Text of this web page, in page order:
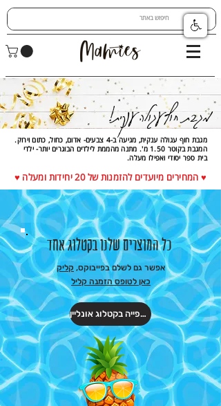
מגבת חוף עגולה ענקית!
מגבת חוף עגולה ענקית, מגיעה ב-4 צבעים- אדום, כחול, כתום וירוק.
המגבת בקוטר 1.50 מ'. מתנה מהממת לילדים הבוגרים יותר- ילדי
בית ספר יסודי ואפילו מעלה.
♥ המחירים מיועדים להזמנות של 20 יחידות ומעלה ♥
כל המוצרים שלנו בקטלוג אחד
אפשר גם לשלם בפייבוקס, קליק
כאן לטופס הזמנה קליל
לצפייה בקטלוג אונליין